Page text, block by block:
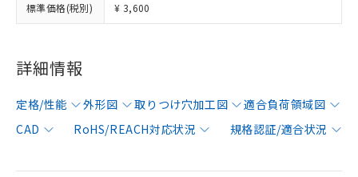
標準価格(税別) ¥ 3,600
詳細情報
定格/性能 外形図 取りつけ穴加工図
適合負荷領域図
CAD
RoHS/REACH対応状況 規格認証/適合状況